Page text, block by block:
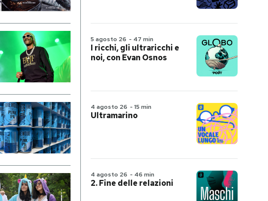
5 agosto 26 - 47 min
I ricchi, gli ultraricchi e
noi, con Evan Osnos
4 agosto 26 - 15 min
Ultramarino
4 agosto 26 - 46 min
2. Fine delle relazioni